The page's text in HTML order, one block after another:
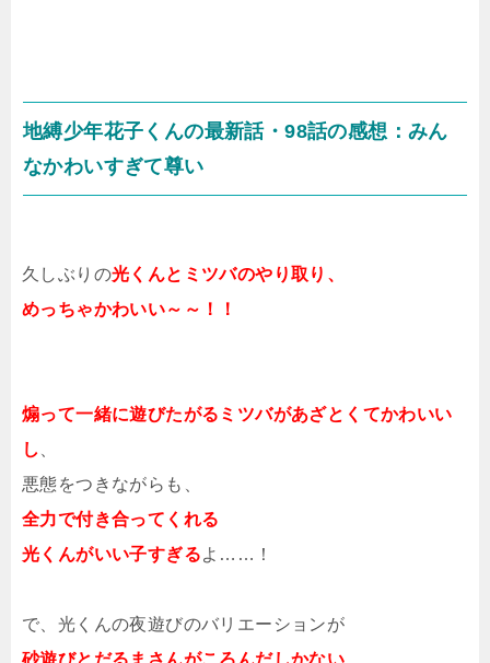
地縛少年花子くんの最新話・98話の感想：みん
なかわいすぎて尊い
久しぶりの光くんとミツバのやり取り、
めっちゃかわいい～～！！
煽って一緒に遊びたがるミツバがあざとくてかわいい
し
悪態をつきながらも、
全力で付き合ってくれる
光くんがいい子すぎるよ……！
で、光くんの夜遊びのバリエーションが
砂遊びとだるまさんがころんだしかない